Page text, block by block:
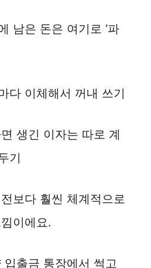
남은 돈은 여기로 ‘파
다 이체해서 꺼내 쓰기
생긴 이자는 따로 계
기
보다 훨씬 체계적으로
이에요.
입출금 통장에서 썩고